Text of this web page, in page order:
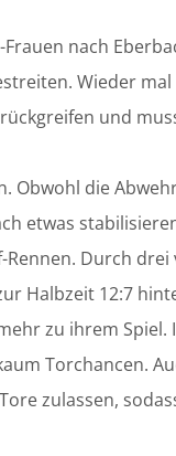
nach
Wieder
und
Obwohl die
etwas
Durch
Halbzeit 12:7
zu ihrem Spiel.
Torchancen.
zulassen,